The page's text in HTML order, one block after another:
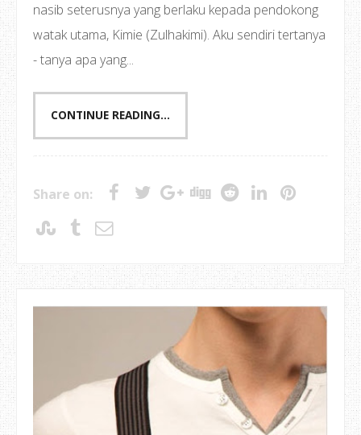
nasib seterusnya yang berlaku kepada pendokong
watak utama, Kimie (Zulhakimi). Aku sendiri tertanya
- tanya apa yang...
CONTINUE READING...
Share on: